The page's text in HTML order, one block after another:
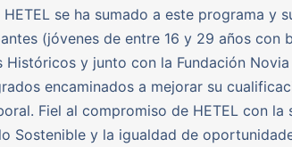
HETEL se ha sumado a este programa y
(jóvenes de entre 16 y 29 años con
Históricos y junto con la Fundación
encaminados a mejorar su
Fiel al compromiso de HETEL con
Sostenible y la igualdad de